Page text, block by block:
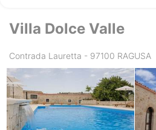
Vendredi
non disponible
Villa Dolce Valle
Contrada Lauretta - 97100 RAGUSA